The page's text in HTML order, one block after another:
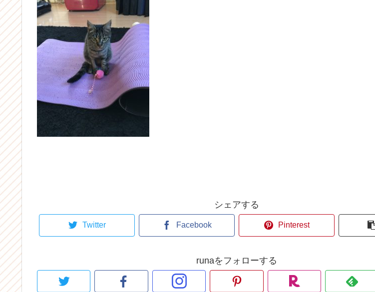
シェアする
Twitter Facebook Pinterest
runaをフォローする